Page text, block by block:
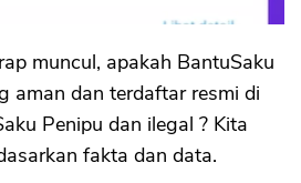
aman dan terdaftar resmi di
Penipu dan ilegal ? Kita
fakta dan data.